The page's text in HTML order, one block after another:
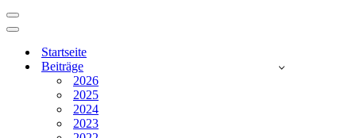
Navigationsmenü
Navigationsmenü
Startseite
Beiträge
2026
2025
2024
2023